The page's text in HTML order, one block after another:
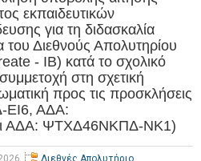
εκπαιδευτικών
για τη διδασκαλία
Διεθνούς Απολυτηρίου
- IB) κατά το σχολικό
στη σχετική
προς τις προσκλήσεις
ΑΔΑ:
ΑΔΑ: ΨΤΧΔ46ΝΚΠΔ-ΝΚ1)
Διεθνές Απολυτήριο